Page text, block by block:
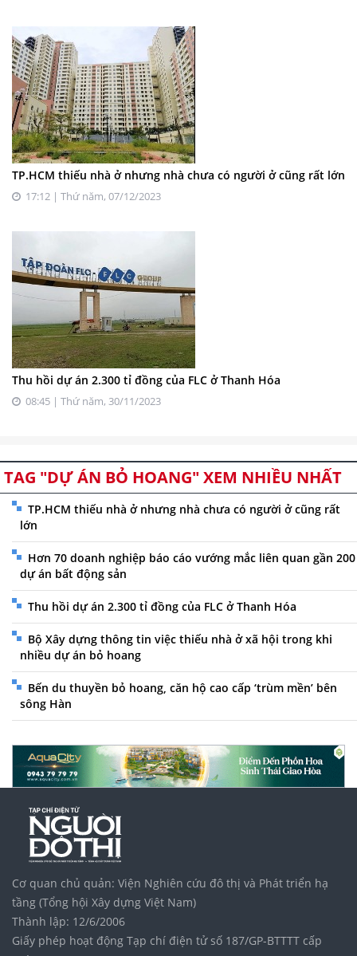
TP.HCM thiếu nhà ở nhưng nhà chưa có người ở cũng rất lớn
17:12 | Thứ năm, 07/12/2023
Thu hồi dự án 2.300 tỉ đồng của FLC ở Thanh Hóa
08:45 | Thứ năm, 30/11/2023
TAG "DỰ ÁN BỎ HOANG" XEM NHIỀU NHẤT
TP.HCM thiếu nhà ở nhưng nhà chưa có người ở cũng rất
lớn
Hơn 70 doanh nghiệp báo cáo vướng mắc liên quan gần 200
dự án bất động sản
Thu hồi dự án 2.300 tỉ đồng của FLC ở Thanh Hóa
Bộ Xây dựng thông tin việc thiếu nhà ở xã hội trong khi
nhiều dự án bỏ hoang
Bến du thuyền bỏ hoang, căn hộ cao cấp ‘trùm mền’ bên
sông Hàn
Cơ quan chủ quản: Viện Nghiên cứu đô thị và Phát triển hạ
tầng (Tổng hội Xây dựng Việt Nam)
Thành lập: 12/6/2006
Giấy phép hoạt động Tạp chí điện tử số 187/GP-BTTTT cấp